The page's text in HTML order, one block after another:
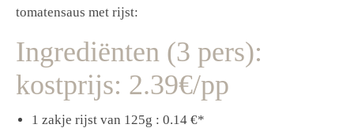
tomatensaus met rijst:
Ingrediënten (3 pers):
kostprijs: 2.39€/pp
1 zakje rijst van 125g : 0.14 €*